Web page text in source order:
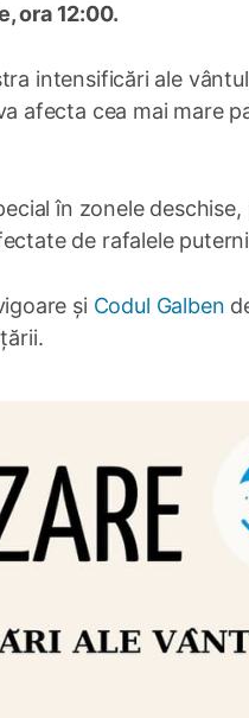
ora 12:00.
intensificări ale
afecta cea mai mare
în zonele deschise,
de rafalele
și Codul Galben